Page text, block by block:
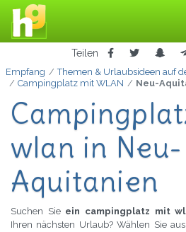
Teilen
Empfang
Themen & Urlaubsideen auf
Campingplatz mit WLAN
Neu-
wlan in Neu-
Aquitanien
Suchen Sie ein campingplatz mit
Ihren nächsten Urlaub? Wählen Sie